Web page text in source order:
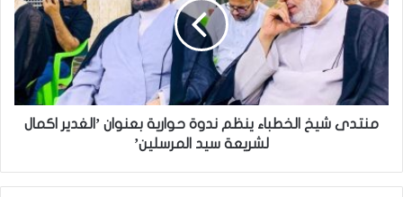
و
ب
ي
ي
ا
د
ى
ش
ا
منتدى شيخ الخطباء ينظم ندوة حوارية بعنوان ’الغدير اكمال
لشريعة سيد المرسلين’